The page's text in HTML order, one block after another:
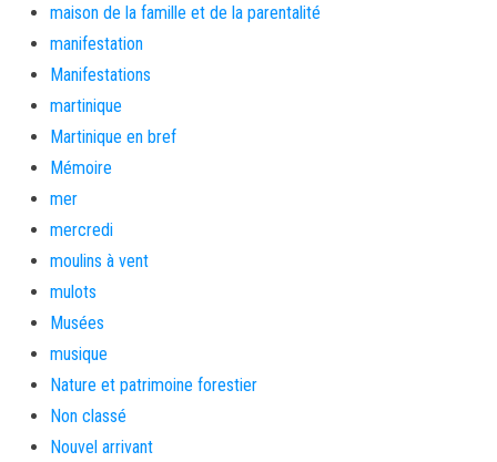
maison de la famille et de la parentalité
manifestation
Manifestations
martinique
Martinique en bref
Mémoire
mer
mercredi
moulins à vent
mulots
Musées
musique
Nature et patrimoine forestier
Non classé
Nouvel arrivant